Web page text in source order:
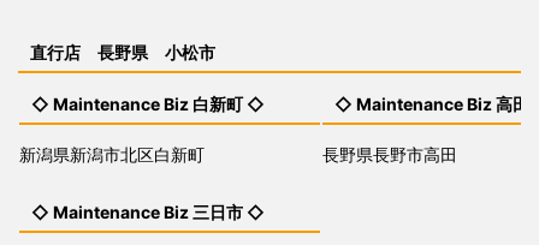
直行店 長野県 小松市
◇ Maintenance Biz 白新町 ◇
新潟県新潟市北区白新町
◇ Maintenance Biz 高田
長野県長野市高田
◇ Maintenance Biz 三日市 ◇